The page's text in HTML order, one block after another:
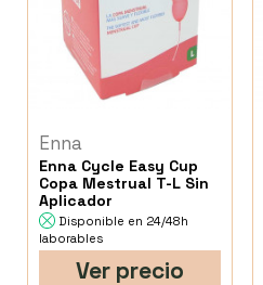
Enna
Enna Cycle Easy Cup
Copa Mestrual T-L Sin
Aplicador
Disponible en 24/48h
laborables
Ver precio